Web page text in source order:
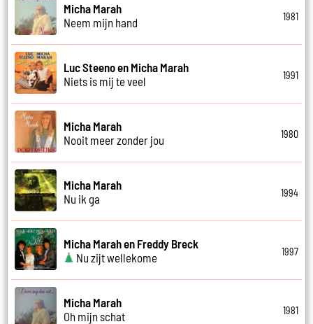
Micha Marah
Neem mijn hand
1981
Luc Steeno en Micha Marah
Niets is mij te veel
1991
Micha Marah
Nooit meer zonder jou
1980
Micha Marah
Nu ik ga
1994
Micha Marah en Freddy Breck
Nu zijt wellekome
1997
Micha Marah
Oh mijn schat
1981